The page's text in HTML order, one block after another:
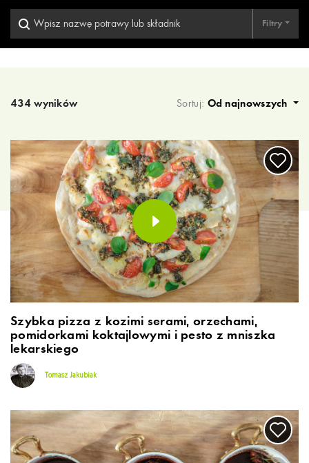
Filtry
434 wyników Sortuj: Od najnowszych
Wyniki wyszukiwania
Szybka pizza z kozimi serami, orzechami,
pomidorkami koktajlowymi i pesto z mniszka
lekarskiego
Tomasz Jakubiak